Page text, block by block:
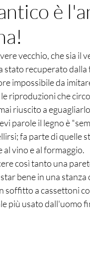
è
vecchio, che sia il
stato recuperato
impossibile da
le riproduzioni che
riuscito a
parole il legno è
fa parte di quelle
al vino e al formaggio.
così tanto una
bene in una
soffitto a cassettoni
più usato dall'uomo